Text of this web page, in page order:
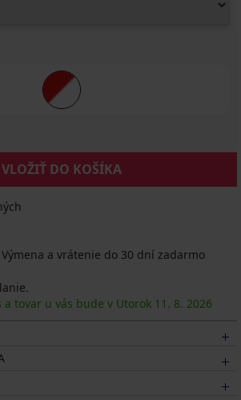
VLOŽIŤ DO KOŠÍKA
Výmena a vrátenie do 30 dní zadarmo
tovar u vás bude v Utorok 11. 8. 2026